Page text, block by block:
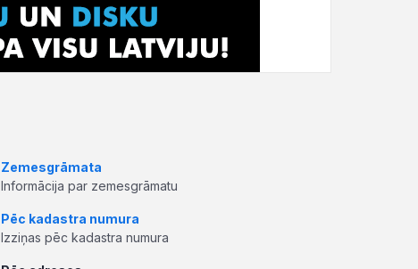
Zemesgrāmata
Informācija par zemesgrāmatu
Pēc kadastra numura
Izziņas pēc kadastra numura